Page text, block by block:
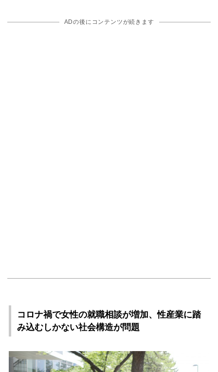
ADの後にコンテンツが続きます
コロナ禍で女性の就職相談が増加、性産業に踏
み込むしかない社会構造が問題